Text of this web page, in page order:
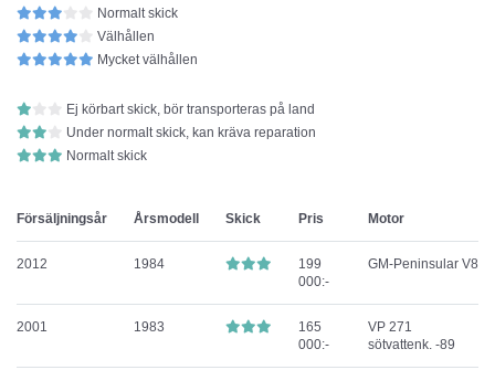
Normalt skick
Välhållen
Mycket välhållen
Ej körbart skick, bör transporteras på land
Under normalt skick, kan kräva reparation
Normalt skick
Försäljningsår Årsmodell Skick Pris Motor
2012 1984
199
000:-
GM-Peninsular V8
2001 1983
165
000:-
VP 271
sötvattenk. -89